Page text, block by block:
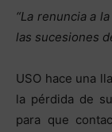
“La renuncia a
las sucesiones
USO hace una
la pérdida de
para que